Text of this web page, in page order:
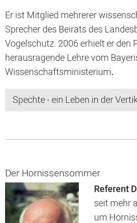
Er ist Mitglied mehrerer
Sprecher des Beirats des
Vogelschutz. 2006 erhielt er den
herausragende Lehre vom
Wissenschaftsministerium.
Spechte - ein Leben in der
Der Hornissensommer
Referent
seit mehr
um